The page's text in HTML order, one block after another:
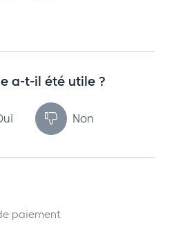
a-t-il été utile ?
Non
paiement